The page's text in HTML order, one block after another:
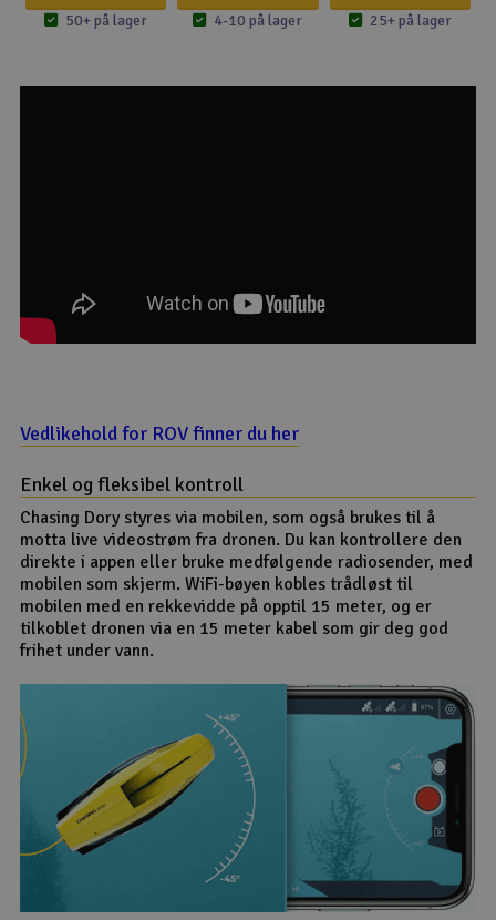
50+ på lager 4-10 på lager 25+ på lager
Vedlikehold for ROV finner du her
Enkel og fleksibel kontroll
Chasing Dory styres via mobilen, som også brukes til å
motta live videostrøm fra dronen. Du kan kontrollere den
direkte i appen eller bruke medfølgende radiosender, med
mobilen som skjerm. WiFi-bøyen kobles trådløst til
mobilen med en rekkevidde på opptil 15 meter, og er
tilkoblet dronen via en 15 meter kabel som gir deg god
frihet under vann.